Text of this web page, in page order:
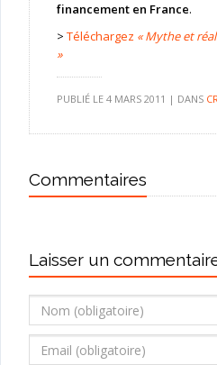
financement en France.
> Téléchargez « Mythe et
»
PUBLIÉ LE 4 MARS 2011 | DANS
Commentaires
Laisser un